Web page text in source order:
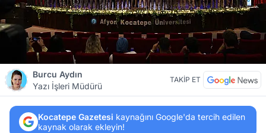
Burcu Aydın
Yazı İşleri Müdürü
TAKİP ET
Kocatepe Gazetesi kaynağını Google'da tercih edilen
kaynak olarak ekleyin!